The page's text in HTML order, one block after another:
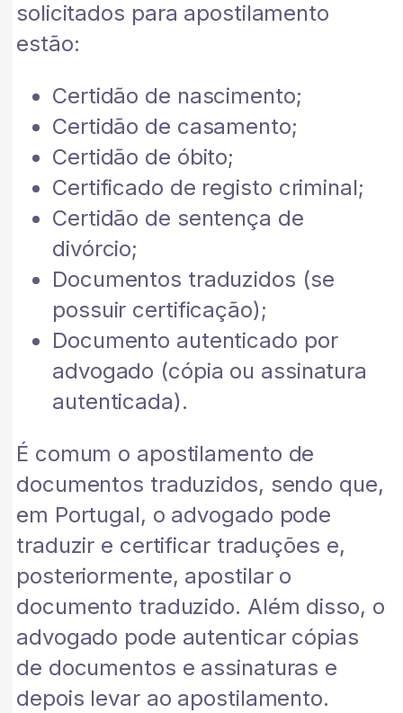
solicitados para apostilamento
estão:
Certidão de nascimento;
Certidão de casamento;
Certidão de óbito;
Certificado de registo criminal;
Certidão de sentença de
divórcio;
Documentos traduzidos (se
possuir certificação);
Documento autenticado por
advogado (cópia ou assinatura
autenticada).
É comum o apostilamento de
documentos traduzidos, sendo que,
em Portugal, o advogado pode
traduzir e certificar traduções e,
posteriormente, apostilar o
documento traduzido. Além disso, o
advogado pode autenticar cópias
de documentos e assinaturas e
depois levar ao apostilamento.